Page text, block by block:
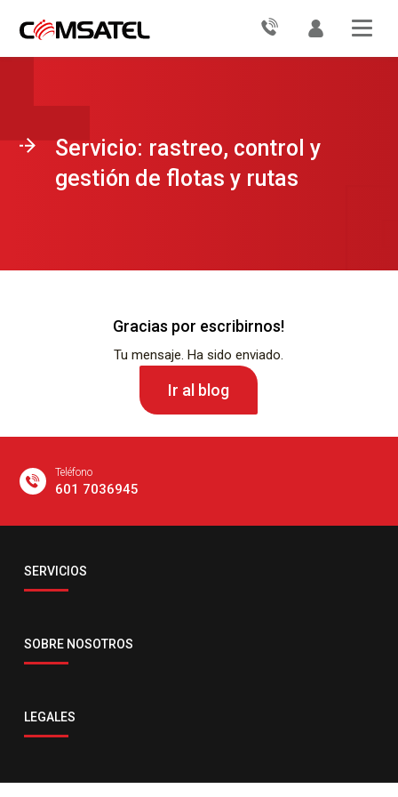
Servicio: rastreo, control y
gestión de flotas y rutas
Gracias por escribirnos!
Tu mensaje. Ha sido enviado.
Ir al blog
Teléfono
601 7036945
servicio.co@comsatelglobal.com
SERVICIOS
SOBRE NOSOTROS
LEGALES